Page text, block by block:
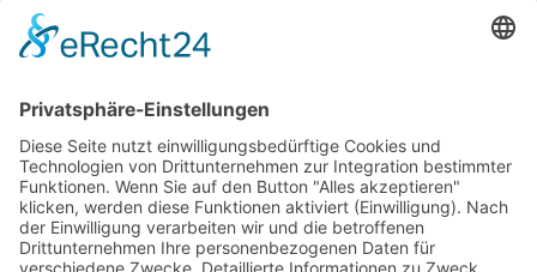
Tekal – Textile Lebensqualität
Exklusive moderne & Orientteppiche
Feuerwerk XXL
Pyrotechnik online bestellen